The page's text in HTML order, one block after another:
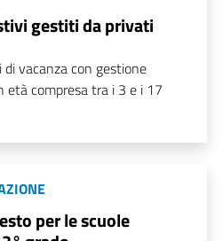
gestiti da privati
vacanza con gestione
età compresa tra i 3 e i 17
per le scuole